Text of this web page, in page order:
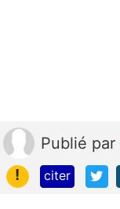
Publié par
!
citer